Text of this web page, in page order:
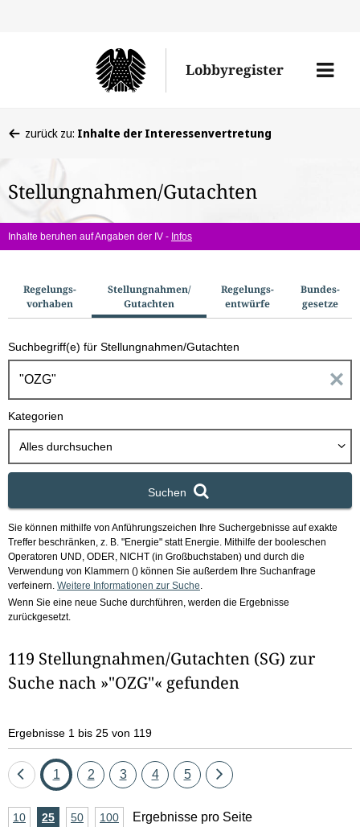
den
Lobbyregister
Menü
befinden
hier:
zurück zu: Inhalte der Interessenvertretung
Stellungnahmen/Gutachten
Inhalte beruhen auf Angaben der IV - Infos
u
c
h
o
Regelungs­
vorhaben
Stellungnahmen/​
Gutachten
Regelungs­
entwürfe
Bundes­
gesetze
Suchbegriff(e) für Stellungnahmen/Gutachten
n
g
a
Kategorien
Alles durchsuchen
Suchen
Sie können mithilfe von Anführungszeichen Ihre Suchergebnisse auf exakte
Treffer beschränken, z. B. "Energie" statt Energie. Mithilfe der booleschen
Operatoren UND, ODER, NICHT (in Großbuchstaben) und durch die
Verwendung von Klammern () können Sie außerdem Ihre Suchanfrage
verfeinern. Weitere Informationen zur Suche
Wenn Sie eine neue Suche durchführen, werden die Ergebnisse
zurückgesetzt.
119 Stellungnahmen/Gutachten (SG) zur
Suche nach »"OZG"« gefunden
Ergebnisse 1 bis 25 von 119
EineSeite
1 Seite
2 Seite
3 Seite
4 Seite
5
Eine
A10Ergebnisse
25Ergebnisse
50Ergebnisse
100Ergebnisse
Ergebnisse pro Seite